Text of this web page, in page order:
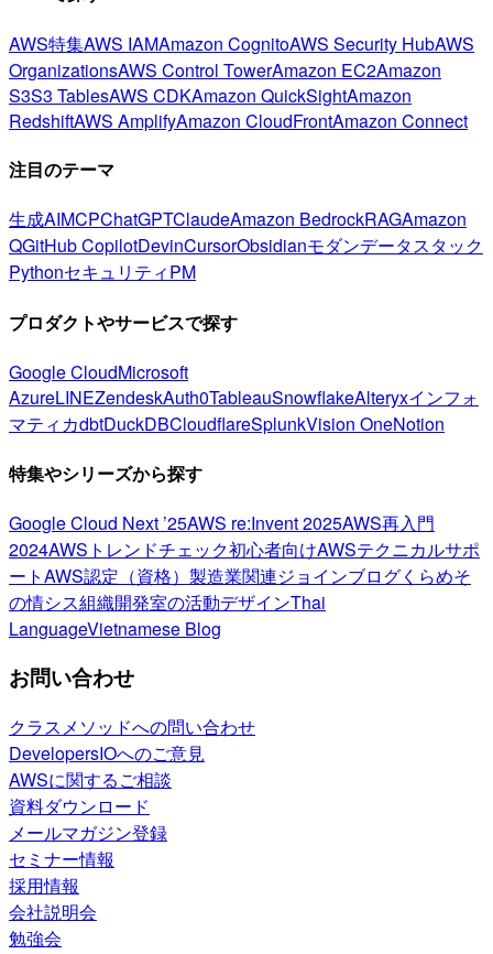
AWS特集AWS IAMAmazon CognitoAWS Security HubAWS
OrganizationsAWS Control TowerAmazon EC2Amazon
S3S3 TablesAWS CDKAmazon QuickSightAmazon
RedshiftAWS AmplifyAmazon CloudFrontAmazon Connect
注目のテーマ
生成AIMCPChatGPTClaudeAmazon BedrockRAGAmazon
QGitHub CopilotDevinCursorObsidianモダンデータスタック
PythonセキュリティPM
プロダクトやサービスで探す
Google CloudMicrosoft
AzureLINEZendeskAuth0TableauSnowflakeAlteryxインフォ
マティカdbtDuckDBCloudflareSplunkVision OneNotion
特集やシリーズから探す
Google Cloud Next ’25AWS re:Invent 2025AWS再入門
2024AWSトレンドチェック初心者向けAWSテクニカルサポ
ートAWS認定（資格） 製造業関連ジョインブログくらめそ
の情シス組織開発室の活動デザインThai
LanguageVietnamese Blog
お問い合わせ
クラスメソッドへの問い合わせ
DevelopersIOへのご意見
AWSに関するご相談
資料ダウンロード
メールマガジン登録
セミナー情報
採用情報
会社説明会
勉強会